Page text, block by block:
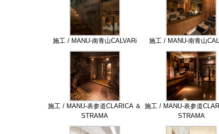
施工 / MANU-南青山CALVARi 施工 / MANU-南青山
施工 / MANU-表参道CLARICA ＆
STRAMA
施工 / MANU-表参道
STRAMA